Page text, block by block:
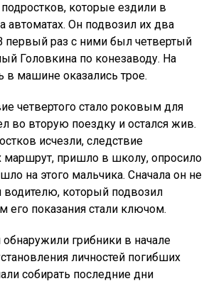
подростков, которые ездили в
автоматах. Он подвозил их два
первый раз с ними был четвертый
Головкина по конезаводу. На
машине оказались трое.
четвертого стало роковым для
во вторую поездку и остался жив.
исчезли, следствие
маршрут, пришло в школу, опросило
на этого мальчика. Сначала он не
водителю, который подвозил
его показания стали ключом.
грибники в начале
личностей погибших
собирать последние дни